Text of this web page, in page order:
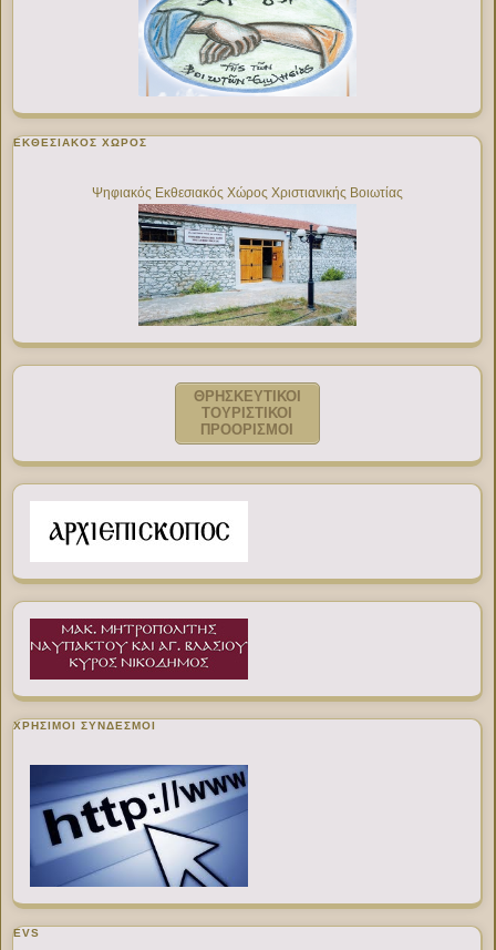
ΕΚΘΕΣΙΑΚΌΣ ΧΏΡΟΣ
Ψηφιακός Εκθεσιακός Χώρος Χριστιανικής Βοιωτίας
ΘΡΗΣΚΕΥΤΙΚΟΙ
ΤΟΥΡΙΣΤΙΚΟΙ
ΠΡΟΟΡΙΣΜΟΙ
ΧΡΉΣΙΜΟΙ ΣΎΝΔΕΣΜΟΙ
EVS